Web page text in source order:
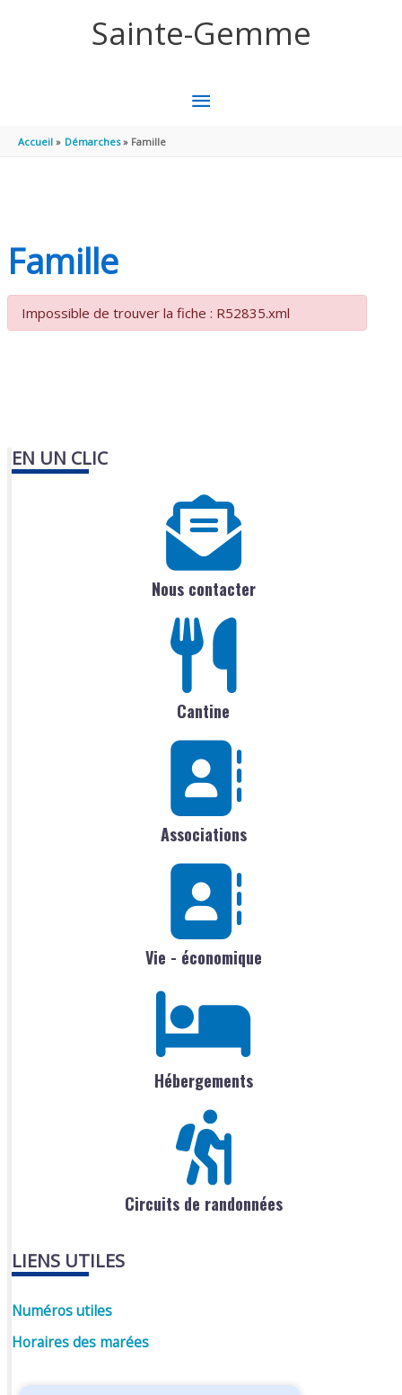
Sainte-Gemme
MENU
Accueil Démarches Famille
Famille
Impossible de trouver la fiche : R52835.xml
EN UN CLIC
Nous contacter
Cantine
Associations
Vie - économique
Hébergements
Circuits de randonnées
LIENS UTILES
Numéros utiles
Horaires des marées